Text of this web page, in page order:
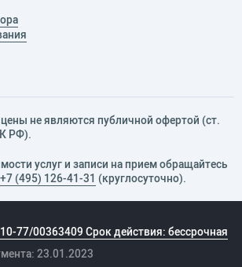
не являются публичной офертой (ст.
РФ).
услуг и записи на прием обращайтесь
+7 (495) 126-41-31 (круглосуточно).
77/00363409 Срок действия: бессрочная
23.01.2023